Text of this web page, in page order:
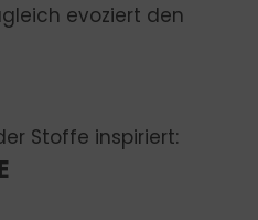
evoziert den
Stoffe inspiriert: